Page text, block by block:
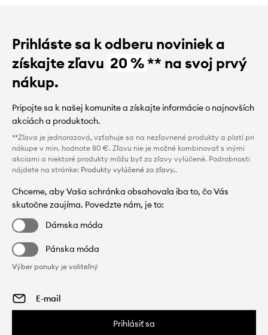
Prihláste sa k odberu noviniek a
získajte zľavu 20 %** na svoj prvý
nákup.
Pripojte sa k našej komunite a získajte informácie o najnovších
akciách a produktoch.
**Zľava je jednorazová, vzťahuje sa na nezľavnené produkty a platí pri
nákupe v min. hodnote 80 €. Zľavu nie je možné kombinovať s inými
akciami a niektoré produkty môžu byť zo zľavy vylúčené. Podrobnosti
nájdete na stránke: Produkty vylúčené zo zľavy..
Chceme, aby Vaša schránka obsahovala iba to, čo Vás
skutočne zaujíma. Povedzte nám, je to:
Dámska móda
Pánska móda
Výber ponuky je voliteľný
Prihlásiť sa